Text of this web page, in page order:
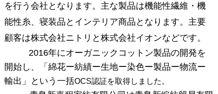
を行う会社となります。主な製品は機能性繊維・機
能性糸、寝装品とインテリア商品となります。主要
顧客は株式会社ニトリと株式会社イオンなどです。
2016年にオーガニックコットン製品の開発を
開始し、「綿花ー紡績ー生地ー染色ー製品ー物流ー
輸出」という一括OCS認証を取得しました。